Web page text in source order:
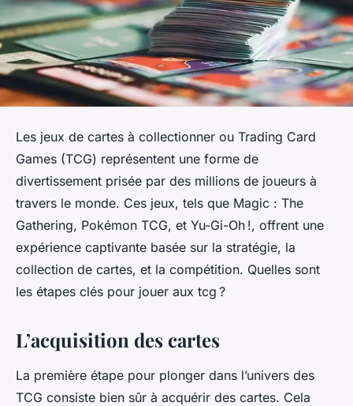
Les jeux de cartes à collectionner ou Trading Card
Games (TCG) représentent une forme de
divertissement prisée par des millions de joueurs à
travers le monde. Ces jeux, tels que Magic : The
Gathering, Pokémon TCG, et Yu-Gi-Oh !, offrent une
expérience captivante basée sur la stratégie, la
collection de cartes, et la compétition. Quelles sont
les étapes clés pour jouer aux tcg ?
L’acquisition des cartes
La première étape pour plonger dans l’univers des
TCG consiste bien sûr à acquérir des cartes. Cela